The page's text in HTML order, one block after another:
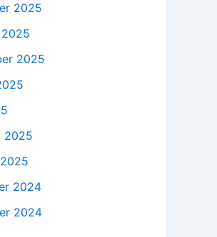
2025
2025
2025
2024
2024